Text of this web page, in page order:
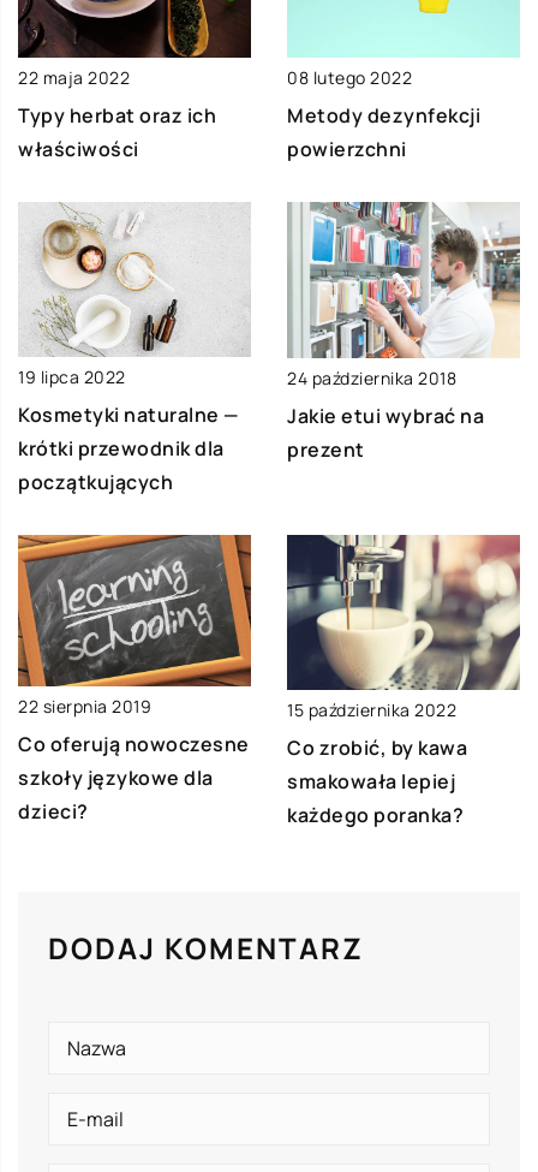
22 maja 2022
Typy herbat oraz ich
właściwości
08 lutego 2022
Metody dezynfekcji
powierzchni
19 lipca 2022
Kosmetyki naturalne —
krótki przewodnik dla
początkujących
24 października 2018
Jakie etui wybrać na
prezent
22 sierpnia 2019
Co oferują nowoczesne
szkoły językowe dla
dzieci?
15 października 2022
Co zrobić, by kawa
smakowała lepiej
każdego poranka?
DODAJ KOMENTARZ